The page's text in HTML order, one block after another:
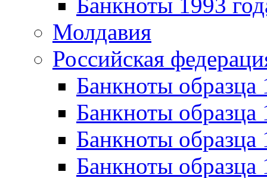
Молдавия
Российская
Банкноты образца
Банкноты образца
Банкноты образца
Банкноты образца